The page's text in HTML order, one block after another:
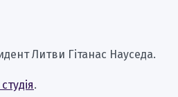
Литви Гітанас Науседа.
.